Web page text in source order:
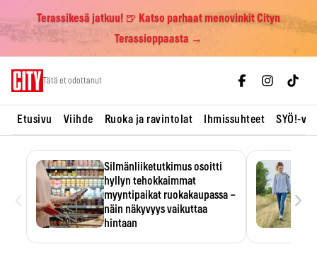
Terassikesä jatkuu! 🍺 Katso parhaat menovinkit Cityn
Terassioppaasta →
Tätä et odottanut
Etusivu Viihde Ruoka ja ravintolat Ihmissuhteet SYÖ!-
Silmänliiketutkimus osoitti
hyllyn tehokkaimmat
myyntipaikat ruokakaupassa –
näin näkyvyys vaikuttaa
hintaan
›